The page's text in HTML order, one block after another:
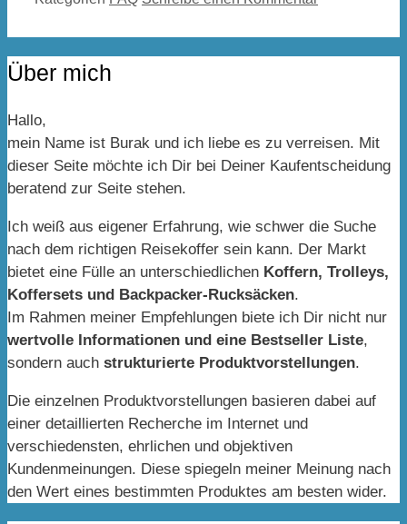
Über mich
Hallo,
mein Name ist Burak und ich liebe es zu verreisen. Mit
dieser Seite möchte ich Dir bei Deiner Kaufentscheidung
beratend zur Seite stehen.
Ich weiß aus eigener Erfahrung, wie schwer die Suche
nach dem richtigen Reisekoffer sein kann. Der Markt
bietet eine Fülle an unterschiedlichen Koffern, Trolleys,
Koffersets und Backpacker-Rucksäcken.
Im Rahmen meiner Empfehlungen biete ich Dir nicht nur
wertvolle Informationen und eine Bestseller Liste,
sondern auch strukturierte Produktvorstellungen.
Die einzelnen Produktvorstellungen basieren dabei auf
einer detaillierten Recherche im Internet und
verschiedensten, ehrlichen und objektiven
Kundenmeinungen. Diese spiegeln meiner Meinung nach
den Wert eines bestimmten Produktes am besten wider.